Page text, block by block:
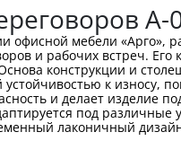
А-
офисной мебели «Арго»,
и рабочих встреч.
конструкции и
к износу,
и делает изделие
под
лаконичный